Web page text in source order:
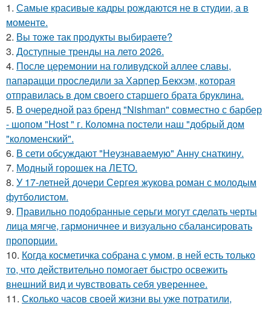
1. Самые красивые кадры рождаются не в студии, а в
моменте.
2. Вы тоже так продукты выбираете?
3. Доступные тренды на лето 2026.
4. После церемонии на голивудской аллее славы,
папарацци проследили за Харпер Бекхэм, которая
отправилась в дом своего старшего брата бруклина.
5. В очередной раз бренд "Nishman" совместно с барбер
- шопом "Host " г. Коломна постели наш "добрый дом
"коломенский".
6. В сети обсуждают "Неузнаваемую" Анну снаткину.
7. Модный горошек на ЛЕТО.
8. У 17-летней дочери Сергея жукова роман с молодым
футболистом.
9. Правильно подобранные серьги могут сделать черты
лица мягче, гармоничнее и визуально сбалансировать
пропорции.
10. Когда косметичка собрана с умом, в ней есть только
то, что действительно помогает быстро освежить
внешний вид и чувствовать себя увереннее.
11. Сколько часов своей жизни вы уже потратили,